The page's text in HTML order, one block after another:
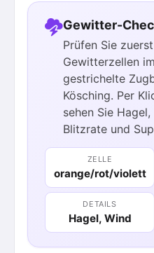
Gewitter-
Prüfen Sie
Gewitterzellen
gestrichelte
Kösching. Per
sehen Sie
Blitzrate und
ZELLE
orange/rot/violett
DETAILS
Hagel, Wind